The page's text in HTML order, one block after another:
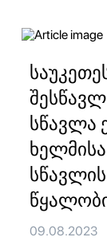
სწავლა
09.08.2023